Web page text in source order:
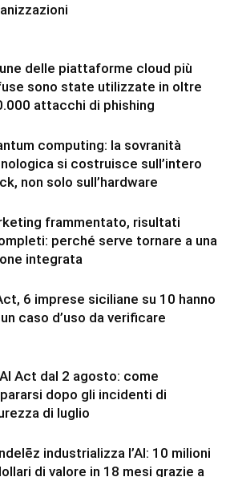
delle piattaforme cloud più
sono state utilizzate in oltre
attacchi di phishing
computing: la sovranità
si costruisce sull’intero
non solo sull’hardware
frammentato, risultati
perché serve tornare a una
integrata
6 imprese siciliane su 10 hanno
caso d’uso da verificare
Act dal 2 agosto: come
dopo gli incidenti di
di luglio
industrializza l’AI: 10 milioni
di valore in 18 mesi grazie a